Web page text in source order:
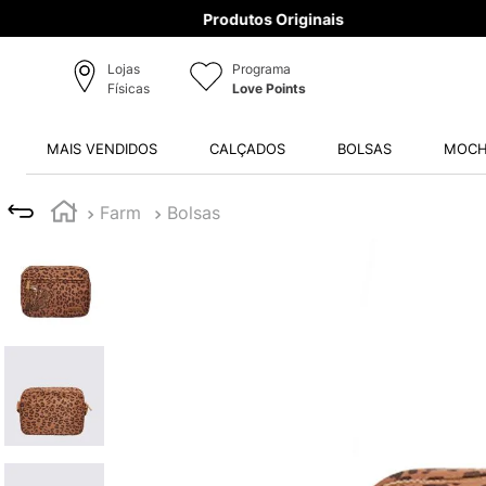
Lojas
Físicas
Programa
Love Points
MAIS VENDIDOS CALÇADOS BOLSAS
Farm Bolsas